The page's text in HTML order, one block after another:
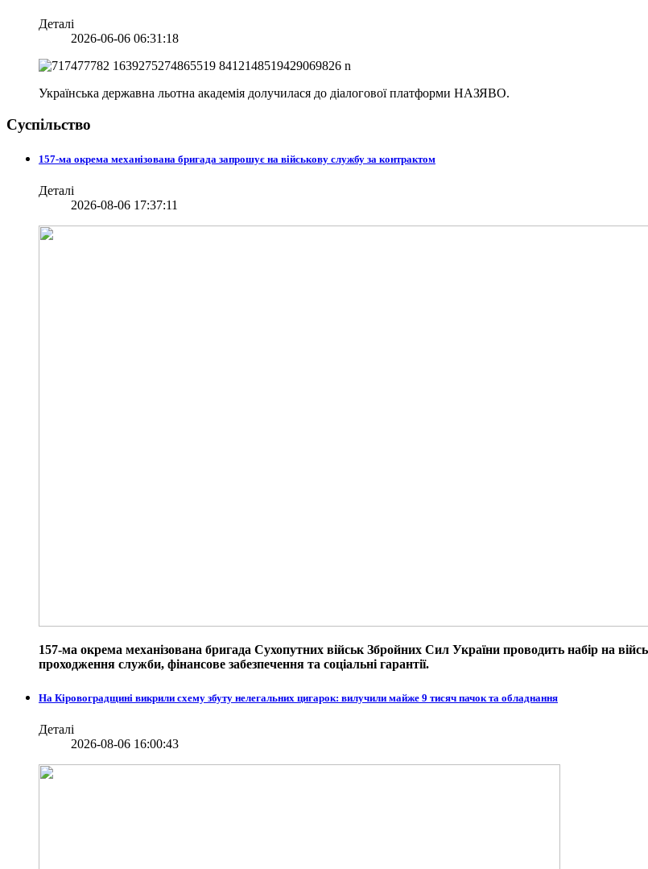
Деталі
2026-06-06 06:31:18
Українська державна льотна академія долучилася до діалогової платформи НАЗЯВО.
Суспільство
157-ма окрема механізована бригада запрошує на військову службу за контрактом
Деталі
2026-08-06 17:37:11
157-ма окрема механізована бригада Сухопутних військ Збройних Сил України проводить набір на
проходження служби, фінансове забезпечення та соціальні гарантії.
На Кіровоградщині викрили схему збуту нелегальних цигарок: вилучили майже 9 тисяч пачок та обладнання
Деталі
2026-08-06 16:00:43